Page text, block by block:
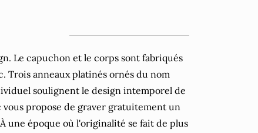
Le capuchon et le corps sont fabriqués
Trois anneaux platinés ornés du nom
soulignent le design intemporel de
propose de graver gratuitement un
une époque où l'originalité se fait de plus